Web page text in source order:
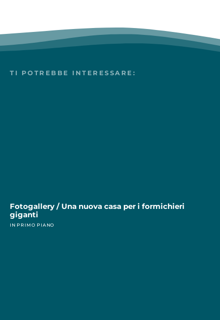
TI POTREBBE INTERESSARE:
Fotogallery / Una nuova casa per i formichieri
giganti
IN PRIMO PIANO